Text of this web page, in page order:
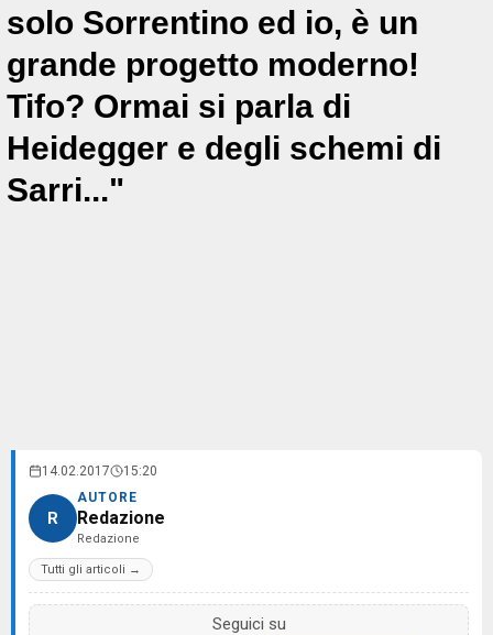
solo Sorrentino ed io, è un
grande progetto moderno!
Tifo? Ormai si parla di
Heidegger e degli schemi di
Sarri..."
14.02.2017 15:20
R
AUTORE
Redazione
Redazione
Tutti gli articoli →
Seguici su